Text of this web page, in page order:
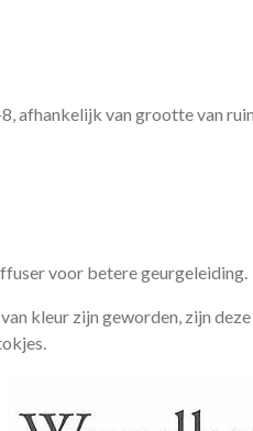
afhankelijk van grootte van
voor betere geurgeleiding.
kleur zijn geworden, zijn